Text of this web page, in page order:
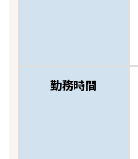
勤務時間